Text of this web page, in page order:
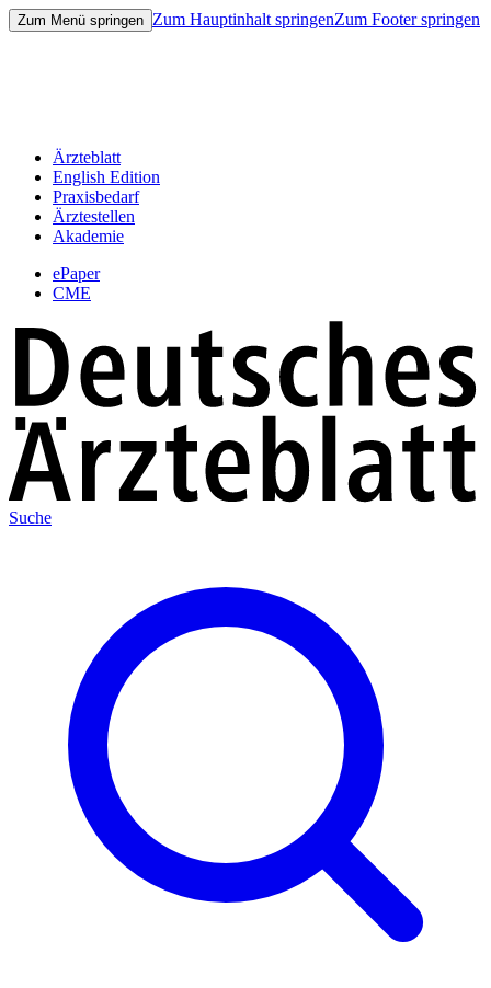
Zum Menü springen Zum Hauptinhalt springenZum Footer springen
Ärzteblatt
English Edition
Praxisbedarf
Ärztestellen
Akademie
ePaper
CME
Suche